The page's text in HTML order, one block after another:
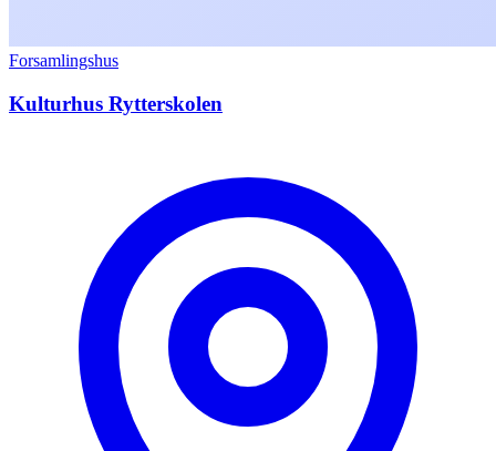
Forsamlingshus
Kulturhus Rytterskolen